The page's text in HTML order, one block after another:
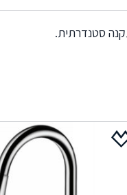
סטנדרתית.